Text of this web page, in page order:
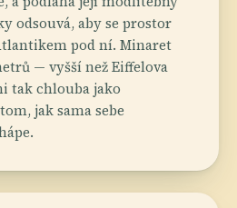
odsouvá, aby se prostor
pod ní. Minaret
— vyšší než Eiffelova
tak chlouba jako
jak sama sebe